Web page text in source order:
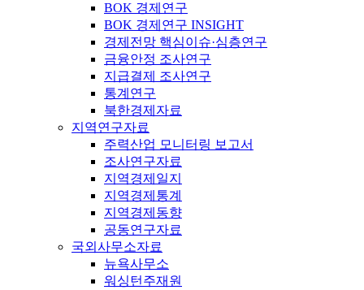
BOK 경제연구
BOK 경제연구 INSIGHT
경제전망 핵심이슈·심층연구
금융안정 조사연구
지급결제 조사연구
통계연구
북한경제자료
지역연구자료
주력산업 모니터링 보고서
조사연구자료
지역경제일지
지역경제통계
지역경제동향
공동연구자료
국외사무소자료
뉴욕사무소
워싱턴주재원